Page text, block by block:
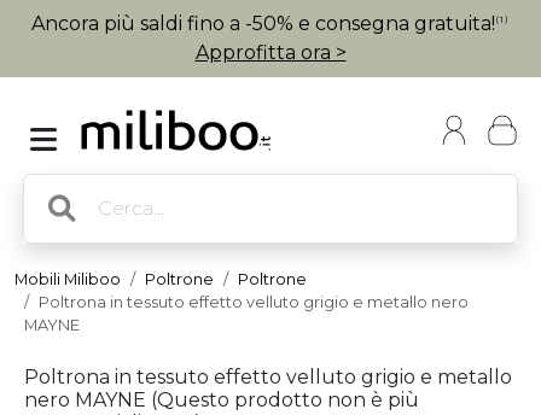
Ancora più saldi fino a -50% e consegna gratuita! (1)
Approfitta ora >
Mobili Miliboo Poltrone
Poltrone
Poltrona in tessuto effetto velluto grigio e metallo nero
MAYNE
Poltrona in tessuto effetto velluto grigio e metallo
nero MAYNE (Questo prodotto non è più